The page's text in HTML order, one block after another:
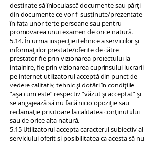
destinate să înlocuiască documente sau părți
din documente ce vor fi susținute/prezentate
în fața unor terțe persoane sau pentru
promovarea unui examen de orice natură.
5.14. În urma inspecției tehnice a serviciilor și
informațiilor prestate/oferite de către
prestator fie prin vizionarea proiectului la
intalnire, fie prin vizionarea cuprinsului lucrarii
pe internet utilizatorul acceptă din punct de
vedere calitativ, tehnic și dotări în condițiile
”așa cum este” respectiv ”văzut și acceptat” și
se angajează să nu facă nicio opoziție sau
reclamație privitoare la calitatea conținutului
sau de orice alta natură.
5.15 Utilizatorul accepta caracterul subiectiv al
serviciului oferit si posibilitatea ca acesta să nu